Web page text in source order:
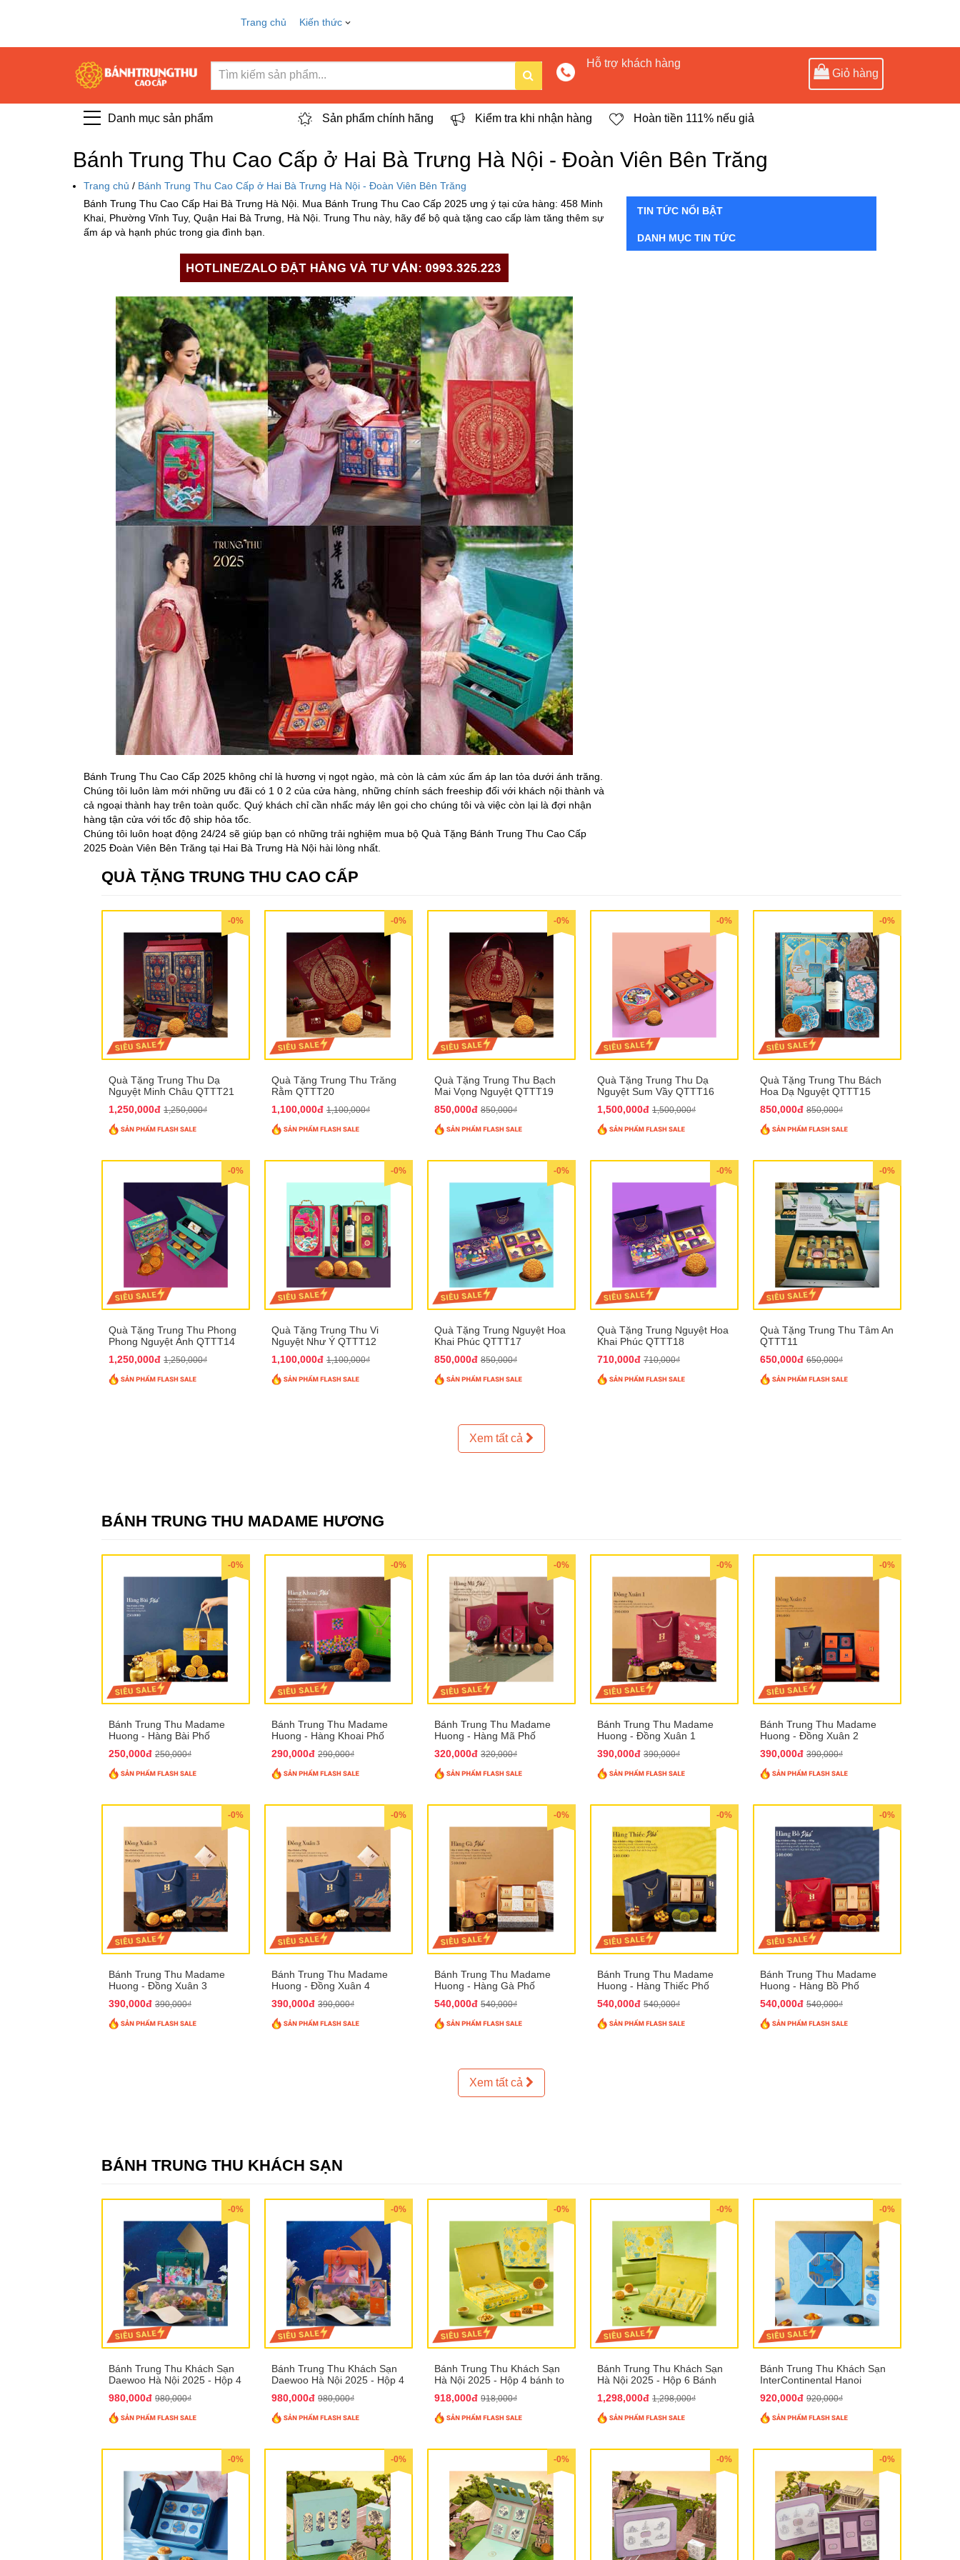
Trang chủ Kiến thức
Hỗ trợ khách hàng
Giỏ hàng
Danh mục sản phẩm Sản phẩm chính hãng Kiểm tra khi nhận hàng Hoàn tiền 111% nếu giả
Bánh Trung Thu Cao Cấp ở Hai Bà Trưng Hà Nội - Đoàn Viên Bên Trăng
Trang chủ / Bánh Trung Thu Cao Cấp ở Hai Bà Trưng Hà Nội - Đoàn Viên Bên Trăng
Bánh Trung Thu Cao Cấp Hai Bà Trưng Hà Nội. Mua Bánh Trung Thu Cao Cấp 2025 ưng ý tại cửa hàng: 458 Minh
Khai, Phường Vĩnh Tuy, Quận Hai Bà Trưng, Hà Nội. Trung Thu này, hãy để bộ quà tặng cao cấp làm tăng thêm sự
ấm áp và hạnh phúc trong gia đình bạn.
Bánh Trung Thu Cao Cấp 2025 không chỉ là hương vị ngọt ngào, mà còn là cảm xúc ấm áp lan tỏa dưới ánh trăng.
Chúng tôi luôn làm mới những ưu đãi có 1 0 2 của cửa hàng, những chính sách freeship đối với khách nội thành và
cả ngoại thành hay trên toàn quốc. Quý khách chỉ cần nhấc máy lên gọi cho chúng tôi và việc còn lại là đợi nhận
hàng tận cửa với tốc độ ship hỏa tốc.
Chúng tôi luôn hoạt động 24/24 sẽ giúp bạn có những trải nghiệm mua bộ Quà Tặng Bánh Trung Thu Cao Cấp
2025 Đoàn Viên Bên Trăng tại Hai Bà Trưng Hà Nội hài lòng nhất.
QUÀ TẶNG TRUNG THU CAO CẤP
-0%
Quà Tặng Trung Thu Dạ
Nguyệt Minh Châu QTTT21
1,250,000đ 1,250,000₫
-0%
Quà Tặng Trung Thu Trăng
Rằm QTTT20
1,100,000đ 1,100,000₫
-0%
Quà Tặng Trung Thu Bạch
Mai Vọng Nguyệt QTTT19
850,000đ 850,000₫
-0%
Quà Tặng Trung Thu Dạ
Nguyệt Sum Vầy QTTT16
1,500,000đ 1,500,000₫
-0%
Quà Tặng Trung Thu Bách
Hoa Dạ Nguyệt QTTT15
850,000đ 850,000₫
-0%
Quà Tặng Trung Thu Phong
Phong Nguyệt Ảnh QTTT14
1,250,000đ 1,250,000₫
-0%
Quà Tặng Trung Thu Vi
Nguyệt Như Ý QTTT12
1,100,000đ 1,100,000₫
-0%
Quà Tặng Trung Nguyệt Hoa
Khai Phúc QTTT17
850,000đ 850,000₫
-0%
Quà Tặng Trung Nguyệt Hoa
Khai Phúc QTTT18
710,000đ 710,000₫
-0%
Quà Tặng Trung Thu Tâm An
QTTT11
650,000đ 650,000₫
Xem tất cả
BÁNH TRUNG THU MADAME HƯƠNG
-0%
Bánh Trung Thu Madame
Huong - Hàng Bài Phố
250,000đ 250,000₫
-0%
Bánh Trung Thu Madame
Huong - Hàng Khoai Phố
290,000đ 290,000₫
-0%
Bánh Trung Thu Madame
Huong - Hàng Mã Phố
320,000đ 320,000₫
-0%
Bánh Trung Thu Madame
Huong - Đồng Xuân 1
390,000đ 390,000₫
-0%
Bánh Trung Thu Madame
Huong - Đồng Xuân 2
390,000đ 390,000₫
-0%
Bánh Trung Thu Madame
Huong - Đồng Xuân 3
390,000đ 390,000₫
-0%
Bánh Trung Thu Madame
Huong - Đồng Xuân 4
390,000đ 390,000₫
-0%
Bánh Trung Thu Madame
Huong - Hàng Gà Phố
540,000đ 540,000₫
-0%
Bánh Trung Thu Madame
Huong - Hàng Thiếc Phố
540,000đ 540,000₫
-0%
Bánh Trung Thu Madame
Huong - Hàng Bồ Phố
540,000đ 540,000₫
Xem tất cả
BÁNH TRUNG THU KHÁCH SẠN
-0%
Bánh Trung Thu Khách Sạn
Daewoo Hà Nội 2025 - Hộp 4
980,000đ 980,000₫
-0%
Bánh Trung Thu Khách Sạn
Daewoo Hà Nội 2025 - Hộp 4
980,000đ 980,000₫
-0%
Bánh Trung Thu Khách Sạn
Hà Nội 2025 - Hộp 4 bánh to
918,000đ 918,000₫
-0%
Bánh Trung Thu Khách Sạn
Hà Nội 2025 - Hộp 6 Bánh
1,298,000đ 1,298,000₫
-0%
Bánh Trung Thu Khách Sạn
InterContinental Hanoi
920,000đ 920,000₫
-0% -0% -0% -0% -0%
TIN TỨC NỔI BẬT
DANH MỤC TIN TỨC